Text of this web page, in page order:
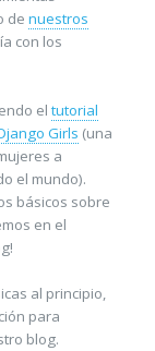
de nuestros
con los
el tutorial
Girls (una
a
el mundo).
básicos sobre
en el
al principio,
para
blog.